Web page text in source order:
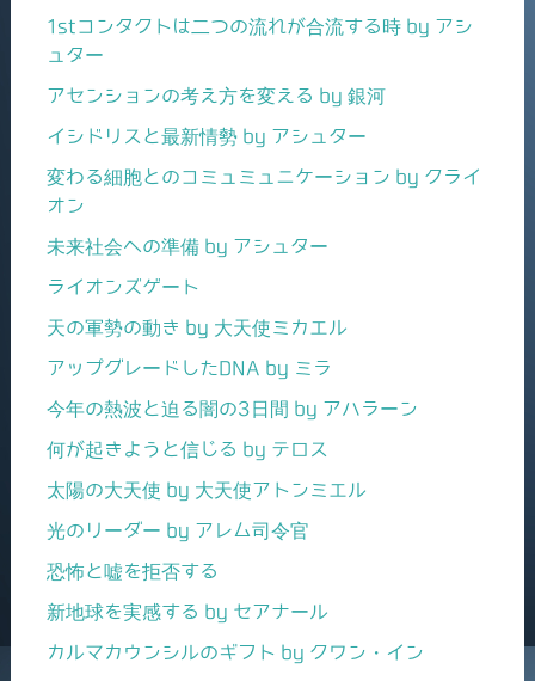
1stコンタクトは二つの流れが合流する時 by アシ
ュター
アセンションの考え方を変える by 銀河
イシドリスと最新情勢 by アシュター
変わる細胞とのコミュミュニケーション by クライ
オン
未来社会への準備 by アシュター
ライオンズゲート
天の軍勢の動き by 大天使ミカエル
アップグレードしたDNA by ミラ
今年の熱波と迫る闇の3日間 by アハラーン
何が起きようと信じる by テロス
太陽の大天使 by 大天使アトンミエル
光のリーダー by アレム司令官
恐怖と嘘を拒否する
新地球を実感する by セアナール
カルマカウンシルのギフト by クワン・イン